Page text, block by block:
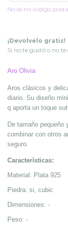
No sé mi código
¡Devolvelo gratis!
Si no te gustó o no te
Aro Olivia
Aros clásicos y
diario. Su diseño
q aporta un toque
De tamaño
combinar con otros
seguro.
Características:
Material: Plata 925
Piedra: si, cubic
Dimensiones: -
Peso: -